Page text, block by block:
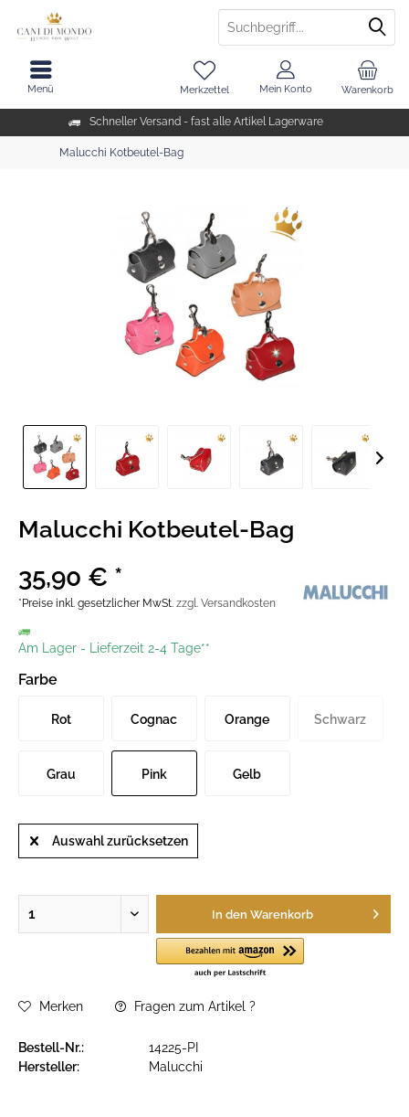
Schneller Versand - fast alle Artikel Lagerware
Warenkorb
Merkzettel Mein Konto
Menü
Malucchi Kotbeutel-Bag
Malucchi Kotbeutel-Bag
35,90 € *
*Preise inkl. gesetzlicher MwSt. zzgl. Versandkosten
Am Lager - Lieferzeit 2-4 Tage**
Farbe
Rot Cognac Orange Schwarz
Grau Pink Gelb
Auswahl zurücksetzen
In den Warenkorb
Merken Fragen zum Artikel ?
Bestell-Nr.:
14225-PI
Hersteller:
Malucchi